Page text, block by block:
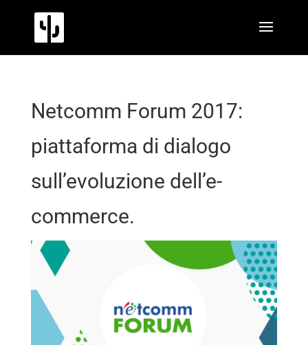
Netcomm Forum 2017:
piattaforma di dialogo
sull’evoluzione dell’e-
commerce.